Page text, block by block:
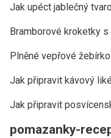
Jak upéct jablečný
Bramborové kroketky
Plněné vepřové
Jak připravit kávový
Jak připravit
pomazanky-